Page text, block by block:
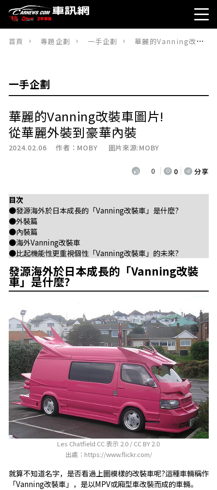
首頁 專題企劃 一手企劃 華麗的Vanning改裝車圖片!從華麗外裝到豪華內裝
一手企劃
華麗的Vanning改裝車圖片!
從華麗外裝到豪華內裝
2024.02.06 作者： MOBY 圖片來源:MOBY
0 0 分享
目次
●發源海外於日本成長的「Vanning改裝車」是什麼?
●外裝篇
●內裝篇
●海外Vanning改裝車
●比起機能性更重視個性「Vanning改裝車」的未來?
發源海外於日本成長的「Vanning改裝
車」是什麼?
Les Chatfield CC 表示 2.0 / CC BY 2.0
出處：https://www.flickr.com/
就算不知道名字，是否看過上圖模樣的改裝車呢?這種車輛稱作
「Vanning改裝車」，是以MPV或廂型車改裝而成的車輛。